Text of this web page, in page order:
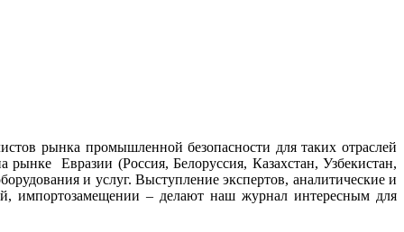
рынка промышленной безопасности для таких отраслей
рынке Евразии (Россия, Белоруссия, Казахстан, Узбекистан,
и услуг. Выступление экспертов, аналитические и
импортозамещении – делают наш журнал интересным для